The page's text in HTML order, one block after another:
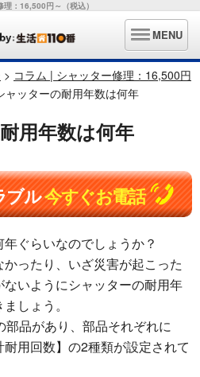
：16,500円～（税込）
MENU
> コラム | シャッター修理：16,500円
ャッターの耐用年数は何年
用年数は何年
ブル今すぐお電話
ぐらいなのでしょうか？
ったり、いざ災害が起こった
いようにシャッターの耐用年
しょう。
品があり、部品それぞれに
耐用回数】の2種類が設定されて